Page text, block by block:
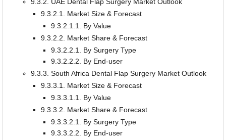
9.3.2. UAE Dental Flap Surgery Market Outlook
9.3.2.1. Market Size & Forecast
9.3.2.1.1. By Value
9.3.2.2. Market Share & Forecast
9.3.2.2.1. By Surgery Type
9.3.2.2.2. By End-user
9.3.3. South Africa Dental Flap Surgery Market Outlook
9.3.3.1. Market Size & Forecast
9.3.3.1.1. By Value
9.3.3.2. Market Share & Forecast
9.3.3.2.1. By Surgery Type
9.3.3.2.2. By End-user